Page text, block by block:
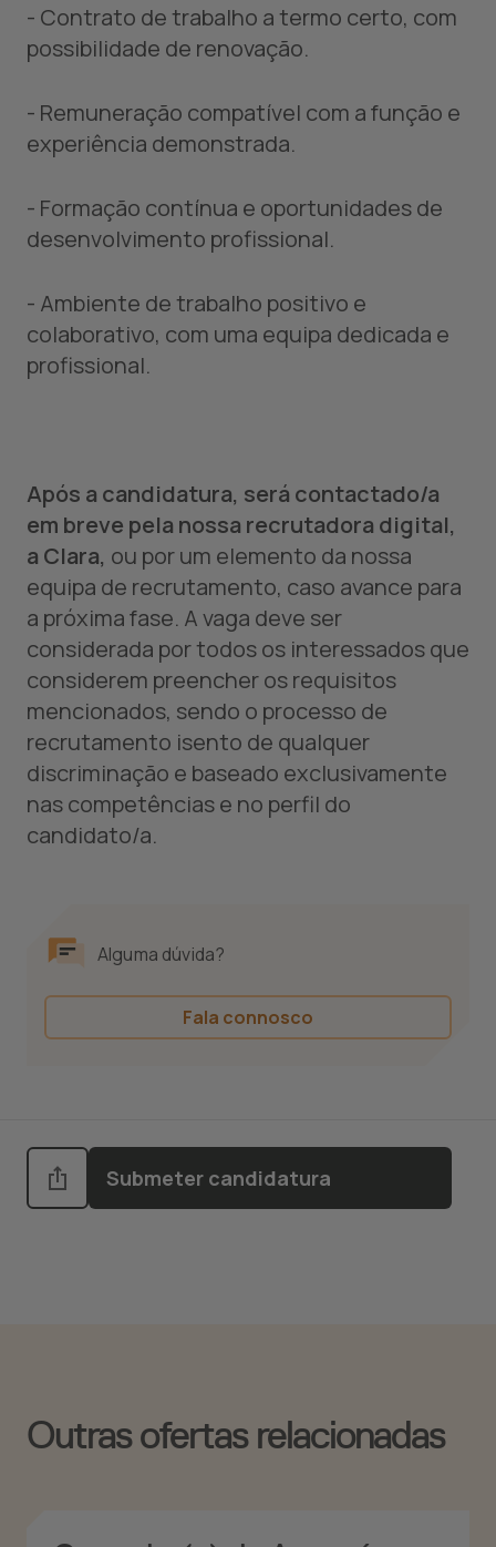
- Contrato de trabalho a termo certo, com
possibilidade de renovação.
- Remuneração compatível com a função e
experiência demonstrada.
- Formação contínua e oportunidades de
desenvolvimento profissional.
- Ambiente de trabalho positivo e
colaborativo, com uma equipa dedicada e
profissional.
Após a candidatura, será contactado/a
em breve pela nossa recrutadora digital,
a Clara, ou por um elemento da nossa
equipa de recrutamento, caso avance para
a próxima fase. A vaga deve ser
considerada por todos os interessados que
considerem preencher os requisitos
mencionados, sendo o processo de
recrutamento isento de qualquer
discriminação e baseado exclusivamente
nas competências e no perfil do
candidato/a.
Alguma dúvida?
Fala connosco
Submeter candidatura
Outras ofertas relacionadas